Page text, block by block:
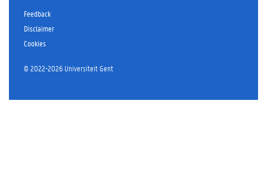
Feedback
Disclaimer
Cookies
© 2022-2026 Universiteit Gent